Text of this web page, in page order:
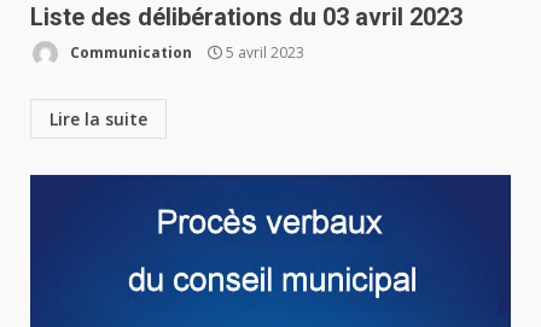
Liste des délibérations du 03 avril 2023
Communication 5 avril 2023
Lire la suite